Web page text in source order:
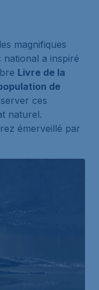
magnifiques
national a inspiré
Livre de la
de
ces
naturel.
émerveillé par